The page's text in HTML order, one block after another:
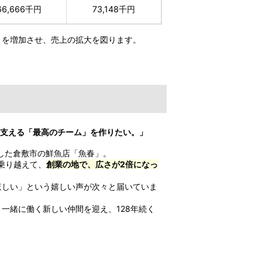
千円 73,148千円
増加させ、売上の拡大を図ります。
える「最高のチーム」を作りたい。」
た倉敷市の鮮魚店「魚春」。
越えて、 創業の地で、広さが2倍になっ
い」という嬉しい声が次々と届いていま
緒に働く新しい仲間を迎え、128年続く